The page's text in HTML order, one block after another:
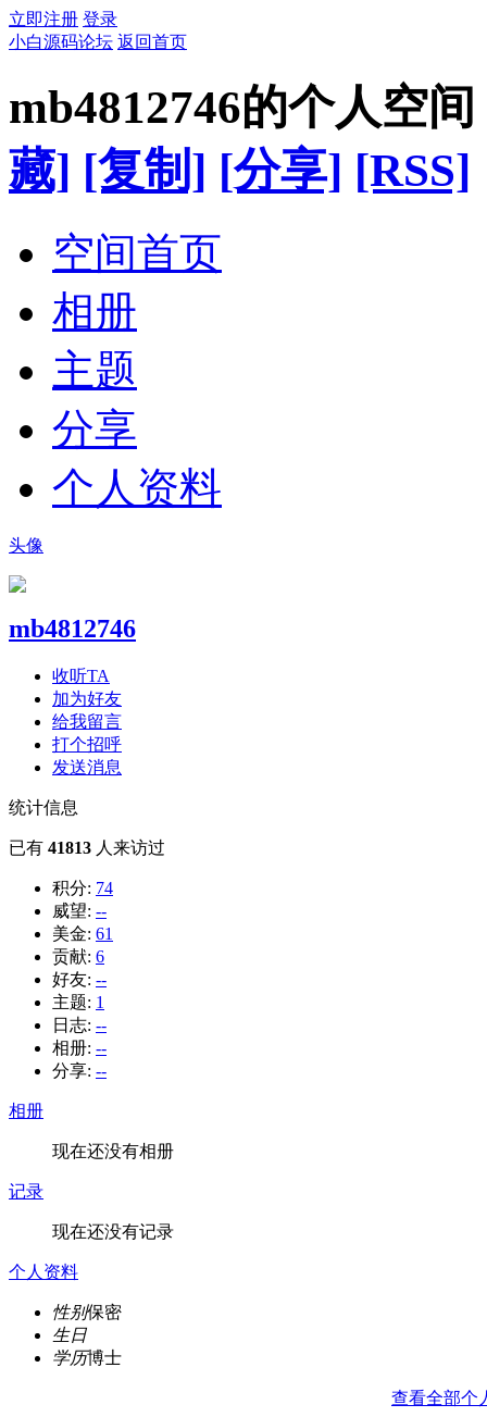
立即注册 登录
小白源码论坛 返回首页
mb4812746的个人空间
藏] [复制] [分享] [RSS]
空间首页
相册
主题
分享
个人资料
头像
mb4812746
收听TA
加为好友
给我留言
打个招呼
发送消息
统计信息
已有 41813 人来访过
积分: 74
威望: --
美金: 61
贡献: 6
好友: --
主题: 1
日志: --
相册: --
分享: --
相册
现在还没有相册
记录
现在还没有记录
个人资料
性别保密
生日
学历博士
查看全部个